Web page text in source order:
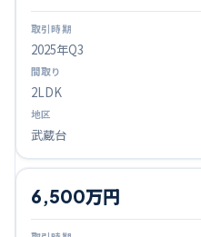
2025年Q3
2LDK
武蔵台
6,500万円